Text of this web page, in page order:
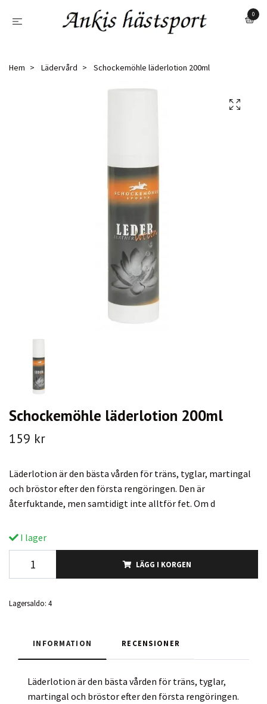
0
Hem Lädervård Schockemöhle läderlotion 200ml
Schockemöhle läderlotion 200ml
159 kr
Läderlotion är den bästa vården för träns, tyglar, martingal
och bröstor efter den första rengöringen. Den är
återfuktande, men samtidigt inte alltför fet. Om d
I lager
LÄGG I KORGEN
Lagersaldo: 4
INFORMATION RECENSIONER
Läderlotion är den bästa vården för träns, tyglar,
martingal och bröstor efter den första rengöringen.